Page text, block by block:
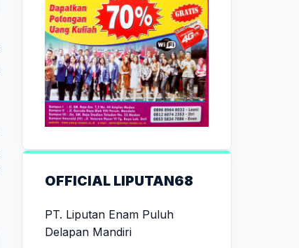
OFFICIAL LIPUTAN68
PT. Liputan Enam Puluh
Delapan Mandiri